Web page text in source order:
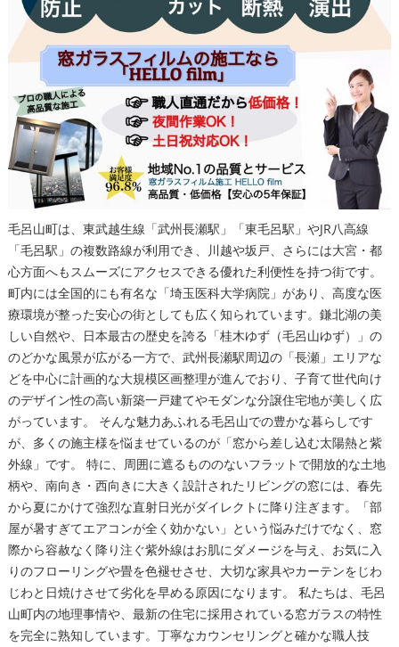
毛呂山町は、東武越生線「武州長瀬駅」「東毛呂駅」やJR八高線
「毛呂駅」の複数路線が利用でき、川越や坂戸、さらには大宮・都
心方面へもスムーズにアクセスできる優れた利便性を持つ街です。
町内には全国的にも有名な「埼玉医科大学病院」があり、高度な医
療環境が整った安心の街としても広く知られています。鎌北湖の美
しい自然や、日本最古の歴史を誇る「桂木ゆず（毛呂山ゆず）」の
のどかな風景が広がる一方で、武州長瀬駅周辺の「長瀬」エリアな
どを中心に計画的な大規模区画整理が進んでおり、子育て世代向け
のデザイン性の高い新築一戸建てやモダンな分譲住宅地が美しく広
がっています。 そんな魅力あふれる毛呂山での豊かな暮らしです
が、多くの施主様を悩ませているのが「窓から差し込む太陽熱と紫
外線」です。 特に、周囲に遮るもののないフラットで開放的な土地
柄や、南向き・西向きに大きく設計されたリビングの窓には、春先
から夏にかけて強烈な直射日光がダイレクトに降り注ぎます。「部
屋が暑すぎてエアコンが全く効かない」という悩みだけでなく、窓
際から容赦なく降り注ぐ紫外線はお肌にダメージを与え、お気に入
りのフローリングや畳を色褪せさせ、大切な家具やカーテンをじわ
じわと日焼けさせて劣化を早める原因になります。 私たちは、毛呂
山町内の地理事情や、最新の住宅に採用されている窓ガラスの特性
を完全に熟知しています。丁寧なカウンセリングと確かな職人技